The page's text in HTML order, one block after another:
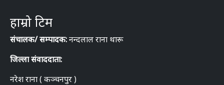
हाम्रो टिम
संचालक/ सम्पादक:नन्दलाल राना थारू
जिल्ला संवाददाता:
नरेश राना ( कञ्चनपुर )